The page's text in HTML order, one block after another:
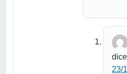
23/